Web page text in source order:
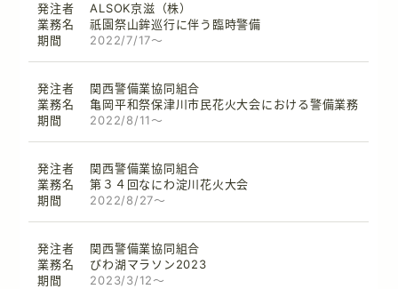
ALSOK京滋（株）
祇園祭山鉾巡行に伴う臨時警備
2022/7/17～
関西警備業協同組合
亀岡平和祭保津川市民花火大会における警備業務
2022/8/11～
関西警備業協同組合
第３４回なにわ淀川花火大会
2022/8/27～
関西警備業協同組合
びわ湖マラソン2023
2023/3/12～